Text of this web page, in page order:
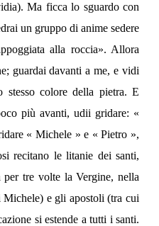
Ma ficca lo sguardo con
un gruppo di anime sedere
alla roccia». Allora
guardai davanti a me, e vidi
stesso colore della pietra. E
più avanti, udii gridare: «
« Michele » e « Pietro »,
recitano le litanie dei santi,
tre volte la Vergine, nella
e gli apostoli (tra cui
si estende a tutti i santi.